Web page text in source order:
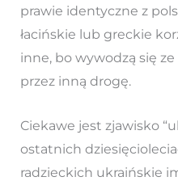
prawie identyczne z
łacińskie lub greckie
inne, bo wywodzą się
przez inną drogę.
Ciekawe jest zjawisko
ostatnich
radzieckich ukraińskie